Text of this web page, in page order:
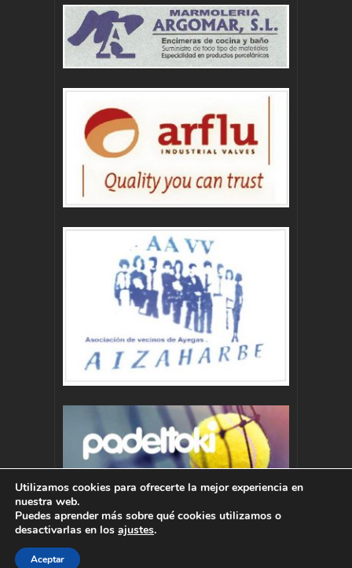
Autor : Pablo Momoitio - pablo@momoitio.com
Utilizamos cookies para ofrecerte la mejor experiencia en
nuestra web.
Puedes aprender más sobre qué cookies utilizamos o
desactivarlas en los ajustes.
Aceptar